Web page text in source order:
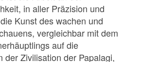
in aller Präzision und
Kunst des wachen und
vergleichbar mit dem
auf die
der Zivilisation der Papalagi,